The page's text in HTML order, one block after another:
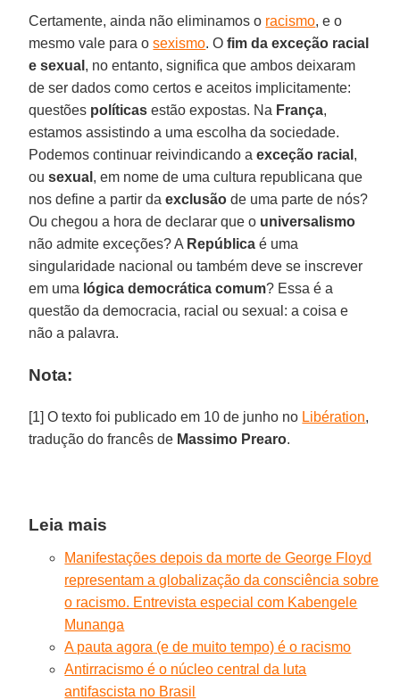
Certamente, ainda não eliminamos o racismo, e o
mesmo vale para osexismo. Ofim da exceção racial
e sexual , no entanto, significa que ambos deixaram
de ser dados como certos e aceitos implicitamente:
questões políticas estão expostas. Na França,
estamos assistindo a uma escolha da sociedade.
Podemos continuar reivindicando aexceção racial ,
ousexual , em nome de uma cultura republicana que
nos define a partir daexclusão de uma parte de nós?
Ou chegou a hora de declarar que o universalismo
não admite exceções? A República é uma
singularidade nacional ou também deve se inscrever
em uma lógica democrática comum? Essa é a
questão da democracia, racial ou sexual: a coisa e
não a palavra.
Nota:
[1] O texto foi publicado em 10 de junho no Libération,
tradução do francês de Massimo Prearo.
Leia mais
Manifestações depois da morte de George Floyd
representam a globalização da consciência sobre
o racismo. Entrevista especial com Kabengele
Munanga
A pauta agora (e de muito tempo) é o racismo
Antirracismo é o núcleo central da luta
antifascista no Brasil